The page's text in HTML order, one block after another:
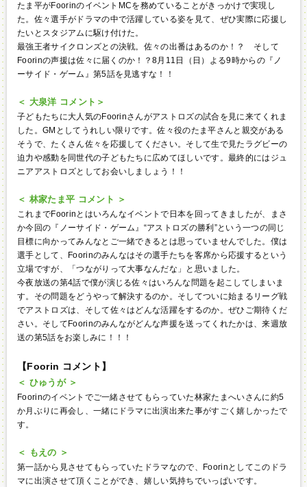
たま平がFoorinのイベントMCを務めていることがきっかけで実現し
た。佐々選手がドラマの中で活躍している姿を見て、ぜひ実際に応援し
たいとスタジアムに駆け付けた。
最強王者サイクロンズとの決戦。佐々の出番はあるのか！？ そして
Foorinの声援は佐々に届くのか！？8月11日（日）よる9時からの『ノ
ーサイド・ゲーム』第5話を見逃すな！！
＜ 大泉洋 コメント＞
子どもたちに大人気のFoorinさんがアストロズの試合を見に来てくれま
した。GMとしてうれしい限りです。佐々役のたま平さんと親交がある
そうで、たくさん佐々を応援してください。そして生で見たラグビーの
迫力や感動を同世代の子どもたちに広めてほしいです。最終的にはジュ
ニアアストロズとしてお会いしましょう！！
＜ 林家たま平 コメント ＞
これまでFoorinとはいろんなイベントで日本を回ってきましたが、まさ
か今回の『ノーサイド・ゲーム』“アストロズの勝利”という一つの同じ
目標に向かってみんなとご一緒できるとは思っていませんでした。僕は
選手として、Foorinのみんなはその選手たちを客席から応援するという
立場ですが、「つながりって大事なんだな」と思いました。
今夜放送の第4話で僕が演じる佐々はいろんな問題を起こしてしまいま
す。その問題をどうやって解決するのか。そしてついに始まるリーグ戦
でアストロズは、そして佐々はどんな活躍をするのか。ぜひご期待くだ
さい。そしてFoorinのみんながどんな声援を送ってくれたかは、来週放
送の第5話をお楽しみに！！！
【Foorin コメント】
＜ ひゅうが ＞
Foorinのイベントでご一緒させてもらっていた林家たまへいさんに約5
か月ぶりに再会し、一緒にドラマに出演出来た事がすごく嬉しかったで
す。
＜ もえの ＞
第一話から見させてもらっていたドラマなので、Foorinとしてこのドラ
マに出演させて頂くことができ、嬉しい気持ちでいっぱいです。